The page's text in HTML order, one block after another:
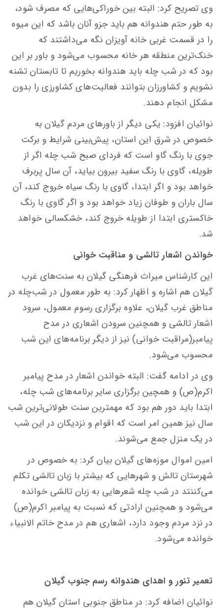
وی تصریح کرد: البته بین خوراکی‌هایی که مصرف شود،
به طور حتم هندوانه هم باید جزو آنان باشد که این میوه
را در قسمت غربی خانه آویزان نگه می‌داشتند که
خنک‌ترین منطقه هر خانه محسوب می‌شود و باور بر این
بود که در شب چله باید هندوانه بخوریم تا تابستان تشنه
نشویم و کشاورزان بتوانند فعالیت‌های کشاورزی را بدون
مشکل انجام دهند.
نوائیان افزود: یکی دیگر از باورهای مردم گیلان به
خصوص در شرق این استان، پیش‌بینی شرایط و برکت
جوی با رنگ گاو است که فردای صبح شب چله اگر از
طویله، گاوی با رنگ سفید بیرون بیاید، آن سال پربرف
خواهد بود و اگر ابتدا، گاوی با رنگ سیاه خروج کند، آن
سال باران و طوفان زیاد خواهد بود و اگر گاوی با رنگ
خاکستری ابتدا از طویله خروج کند، خشکسالی خواهد
شد.
خواندن اشعار تالشی و مناقبت خوانی
این کارشناس میراث فرهنگی گیلان به سنت‌های غرب
گیلان هم اشاره و اظهار کرد: به طور معمول در شب‌چله در
مناطق غرب گیلان، علاوه برگزاری رسوم معمول، سرود
اشعار تالشی و همچنین سرودن اشعاری در مدح
پیامبر(مراقبت خوانی) نیز از دیگر برنامه‌های این شب
محسوب می‌شود.
وی در ادامه گفت: البته خواندن اشعار در مدح پیامبر
اکرم(ص) و همچین برگزاری سایر برنامه‌های شب چله،
ابتدا باید دور هم بود که مهمترین سنت طولانی‌ترین شب
سال نیز همین امر است که اقوام و نزدیکان در این شب
در یک منزل جمع می‌شوند.
امین اموال موزه‌های گیلان بیان کرد: به خصوص در
شهرستان تالش و شهرهایی که بیشتر با زبان تالشی تکلم
می‌کننتد در شب چله شعرهایی به زبان تالشی خوانده
می‌شود و همچنین ارادتی که نسبت به پیامبر اکرم(ص)
در نزد مردم وجود دارد، اشعاری هم در مدح خاتم الانبیاء
خوانده می‌شود.
تعمیر تنور و اهدای هندوانه رسم جنوب گیلان
نوائیان اضافه کرد: در مناطق جنوبی استان گیلان هم